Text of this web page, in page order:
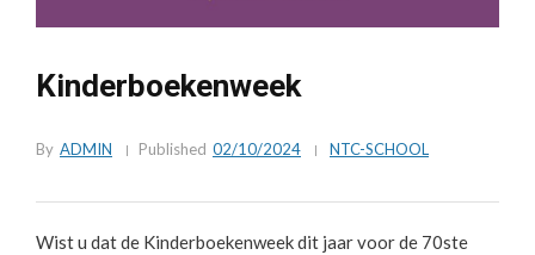
Kinderboekenweek
By ADMIN Published 02/10/2024 NTC-SCHOOL
Wist u dat de Kinderboekenweek dit jaar voor de 70ste